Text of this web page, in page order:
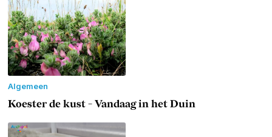
Algemeen
Koester de kust - Vandaag in het Duin